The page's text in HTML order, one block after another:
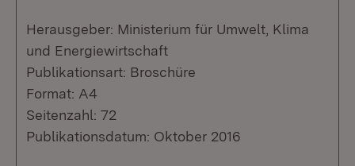
Herausgeber: Ministerium für Umwelt, Klima
und Energiewirtschaft
Publikationsart: Broschüre
Format: A4
Seitenzahl: 72
Publikationsdatum: Oktober 2016